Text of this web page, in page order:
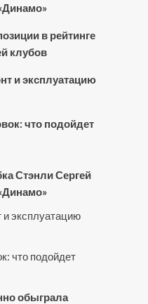
в рейтинге
клубов
и эксплуатацию
что подойдет
Стэнли Сергей
и эксплуатацию
что подойдет
обыграла